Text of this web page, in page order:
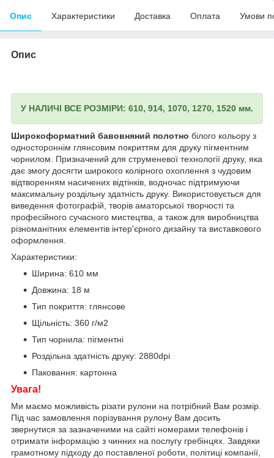
Опис Характеристики Доставка Оплата Умови
Опис
У НАЛИЧІ ВСЕ РОЗМІРИ: 610, 914, 1070, 1270, 1520 мм.
Широкоформатний бавовняний полотно білого кольору з
одностороннім глянсовим покриттям для друку пігментним
чорнилом. Призначений для струменевої технології друку, яка
дає змогу досягти широкого колірного охоплення з чудовим
відтворенням насичених відтінків, водночас підтримуючи
максимальну роздільну здатність друку. Використовується для
виведення фотографій, творів аматорської творчості та
професійного сучасного мистецтва, а також для виробництва
різноманітних елементів інтер'єрного дизайну та виставкового
оформлення.
Характеристики:
Ширина: 610 мм
Довжина: 18 м
Тип покриття: глянсове
Щільність: 360 г/м2
Тип чорнила: пігментні
Роздільна здатність друку: 2880dpi
Паковання: картонна
Увага!
Ми маємо можливість різати рулони на потрібний Вам розмір.
Під час замовлення порізування рулону Вам досить
звернутися за зазначеними на сайті номерами телефонів і
отримати інформацію з чинних на послугу гребінцях. Завдяки
грамотному підходу до поставленої роботи, політиці компанії,